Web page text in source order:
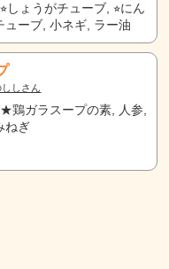
しょうがチューブ, ⭐︎にん
ューブ, 小ネギ, ラー油
しさん
鶏ガラスープの素, 人参,
ねぎ